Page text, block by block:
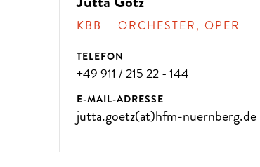
ÜBER 300
KBB – ORCHESTER, OPER
TELEFON
+49 911 / 215 22 - 144
E-MAIL-ADRESSE
jutta.goetz(at)hfm-nuernberg.de